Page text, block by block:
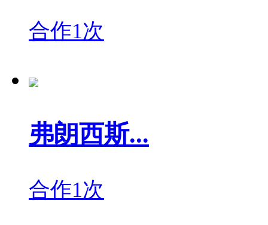
合作1次
弗朗西斯...
合作1次